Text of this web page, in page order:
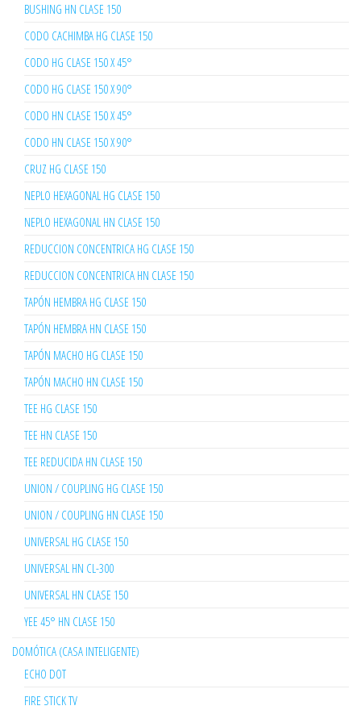
BUSHING HN CLASE 150
CODO CACHIMBA HG CLASE 150
CODO HG CLASE 150 X 45°
CODO HG CLASE 150 X 90°
CODO HN CLASE 150 X 45°
CODO HN CLASE 150 X 90°
CRUZ HG CLASE 150
NEPLO HEXAGONAL HG CLASE 150
NEPLO HEXAGONAL HN CLASE 150
REDUCCION CONCENTRICA HG CLASE 150
REDUCCION CONCENTRICA HN CLASE 150
TAPÓN HEMBRA HG CLASE 150
TAPÓN HEMBRA HN CLASE 150
TAPÓN MACHO HG CLASE 150
TAPÓN MACHO HN CLASE 150
TEE HG CLASE 150
TEE HN CLASE 150
TEE REDUCIDA HN CLASE 150
UNION / COUPLING HG CLASE 150
UNION / COUPLING HN CLASE 150
UNIVERSAL HG CLASE 150
UNIVERSAL HN CL-300
UNIVERSAL HN CLASE 150
YEE 45° HN CLASE 150
DOMÓTICA (CASA INTELIGENTE)
ECHO DOT
FIRE STICK TV